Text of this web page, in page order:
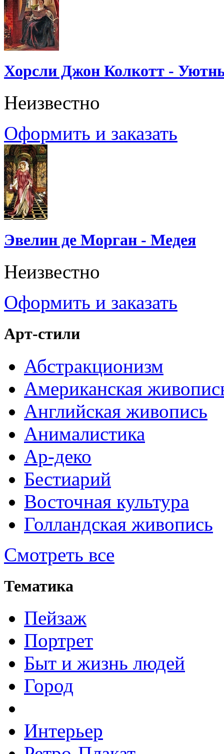
Хорсли Джон Колкотт -
Неизвестно
Оформить и заказать
Эвелин де Морган - Медея
Неизвестно
Оформить и заказать
Арт-стили
Абстракционизм
Американская
Английская живопись
Анималистика
Ар-деко
Бестиарий
Восточная культура
Голландская живопись
Смотреть все
Тематика
Пейзаж
Портрет
Быт и жизнь людей
Город
Интерьер